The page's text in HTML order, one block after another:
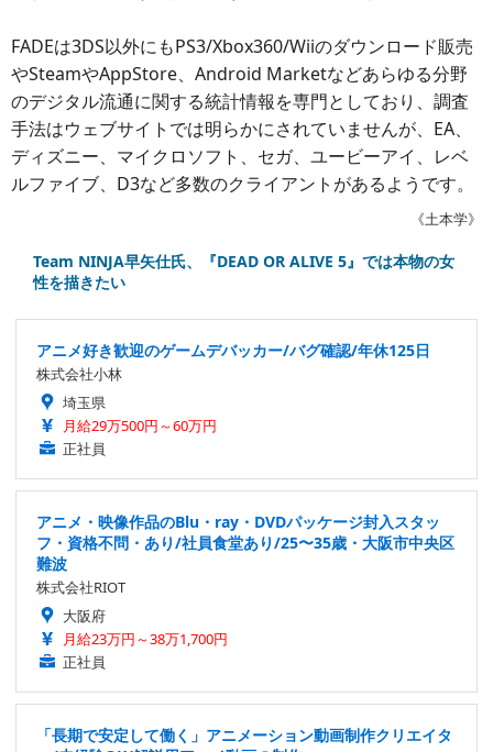
FADEは3DS以外にもPS3/Xbox360/Wiiのダウンロード販売
やSteamやAppStore、Android Marketなどあらゆる分野
のデジタル流通に関する統計情報を専門としており、調査
手法はウェブサイトでは明らかにされていませんが、EA、
ディズニー、マイクロソフト、セガ、ユービーアイ、レベ
ルファイブ、D3など多数のクライアントがあるようです。
《土本学》
Team NINJA早矢仕氏、『DEAD OR ALIVE 5』では本物の女
性を描きたい
アニメ好き歓迎のゲームデバッカー/バグ確認/年休125日
株式会社小林
埼玉県
月給29万500円～60万円
正社員
アニメ・映像作品のBlu・ray・DVDパッケージ封入スタッ
フ・資格不問・あり/社員食堂あり/25〜35歳・大阪市中央区
難波
株式会社RIOT
大阪府
月給23万円～38万1,700円
正社員
「長期で安定して働く」アニメーション動画制作クリエイタ